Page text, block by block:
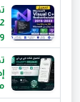
و64 بت) برابط مباشر من Microsoft